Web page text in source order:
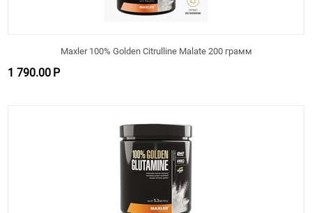
Maxler 100% Golden Citrulline Malate 200 грамм
1 790.00 Р